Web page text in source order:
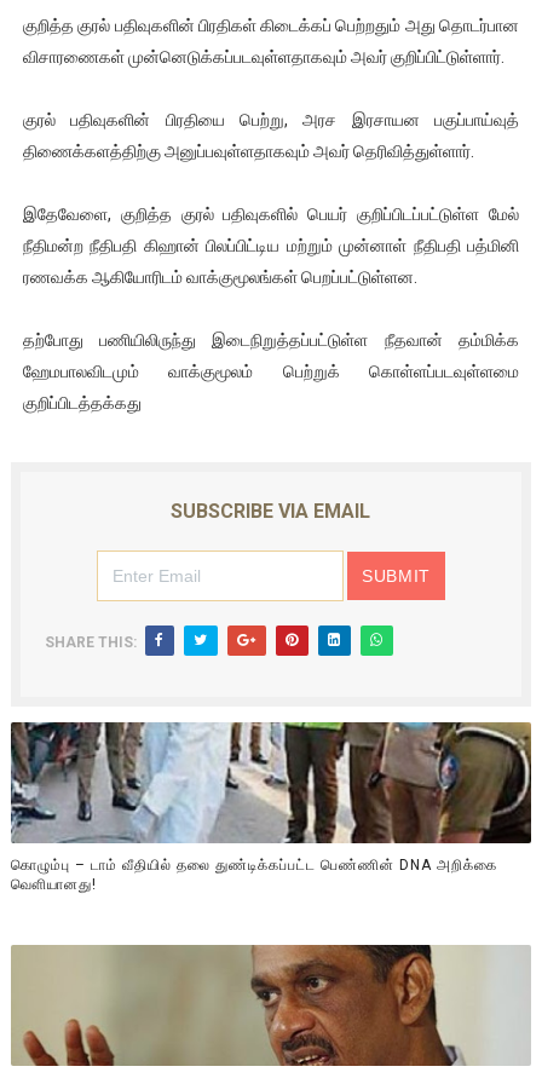
ஜனாதிபதி ஐக்கிய நாடுகளின் பொதுச் சபை கூட்டத்தில் இன்று
32 CM விநோத கன்றுக்குட்டி! (வீடியோ)
வலிமை தான் அஜித் திரைப்பயணத்திலே அதிக காலெக்ஷன் செய்த
அல்வா கொடுக்கின்றது இலங்கை!
2ஆம் நாள் உக்ரைன் யுத்தம்!! எங்களைத் தனிமையில்
குறித்த குரல் பதிவுகளின் பிரதிகள் கிடைக்கப் பெற்றதும் அது தொடர்பான
விசாரணைகள் முன்னெடுக்கப்படவுள்ளதாகவும் அவர் குறிப்பிட்டுள்ளார்.
குரல் பதிவுகளின் பிரதியை பெற்று, அரச இரசாயன பகுப்பாய்வுத்
திணைக்களத்திற்கு அனுப்பவுள்ளதாகவும் அவர் தெரிவித்துள்ளார்.
இதேவேளை, குறித்த குரல் பதிவுகளில் பெயர் குறிப்பிடப்பட்டுள்ள மேல்
நீதிமன்ற நீதிபதி கிஹான் பிலப்பிட்டிய மற்றும் முன்னாள் நீதிபதி பத்மினி
ரணவக்க ஆகியோரிடம் வாக்குமூலங்கள் பெறப்பட்டுள்ளன.
தற்போது பணியிலிருந்து இடைநிறுத்தப்பட்டுள்ள நீதவான் தம்மிக்க
ஹேமபாலவிடமும் வாக்குமூலம் பெற்றுக் கொள்ளப்படவுள்ளமை
குறிப்பிடத்தக்கது
SUBSCRIBE VIA EMAIL
SHARE THIS:
கொழும்பு – டாம் வீதியில் தலை துண்டிக்கப்பட்ட பெண்ணின் DNA அறிக்கை
வௌியானது!